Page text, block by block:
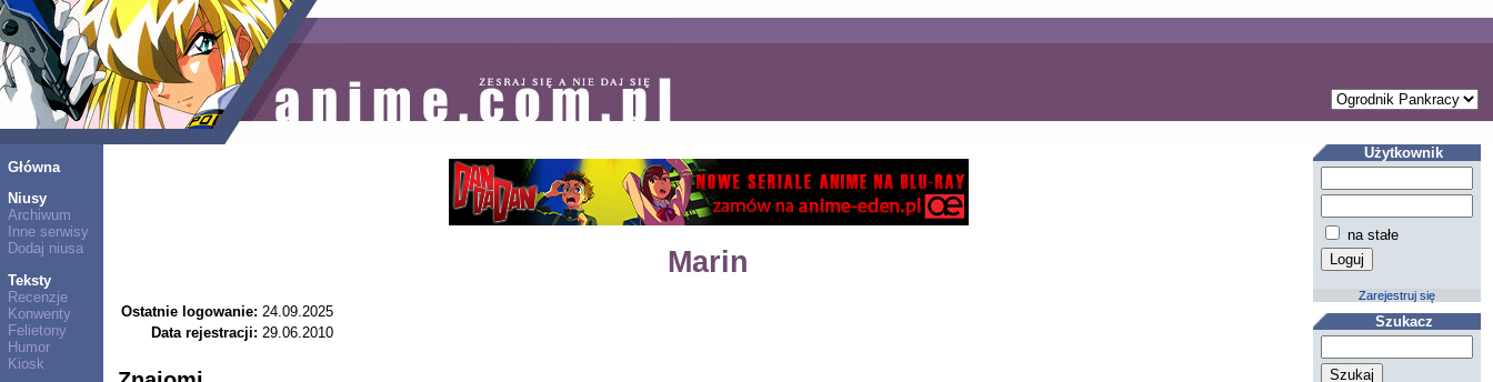
Główna
Niusy
Archiwum
Inne serwisy
Dodaj niusa
Teksty
Recenzje
Konwenty
Felietony
Humor
Kiosk
Marin
Ostatnie logowanie: 24.09.2025
Data rejestracji: 29.06.2010
Użytkownik
na stałe
Zarejestruj się
Szukacz